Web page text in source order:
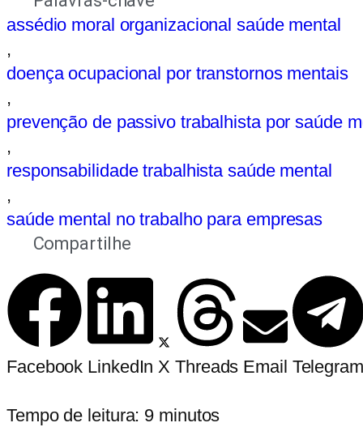
assédio moral organizacional saúde mental
,
doença ocupacional por transtornos mentais
,
prevenção de passivo trabalhista por saúde
,
responsabilidade trabalhista saúde mental
,
saúde mental no trabalho para empresas
Compartilhe
Facebook LinkedIn X Threads Email Telegram
Tempo de leitura: 9 minutos